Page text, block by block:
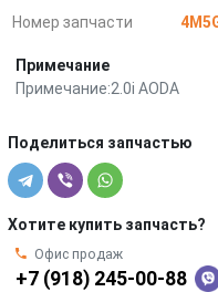
Номер запчасти
Примечание
Примечание:2.0i AODA
Поделиться запчастью
Хотите купить запчасть?
Офис продаж
+7 (918) 245-00-88